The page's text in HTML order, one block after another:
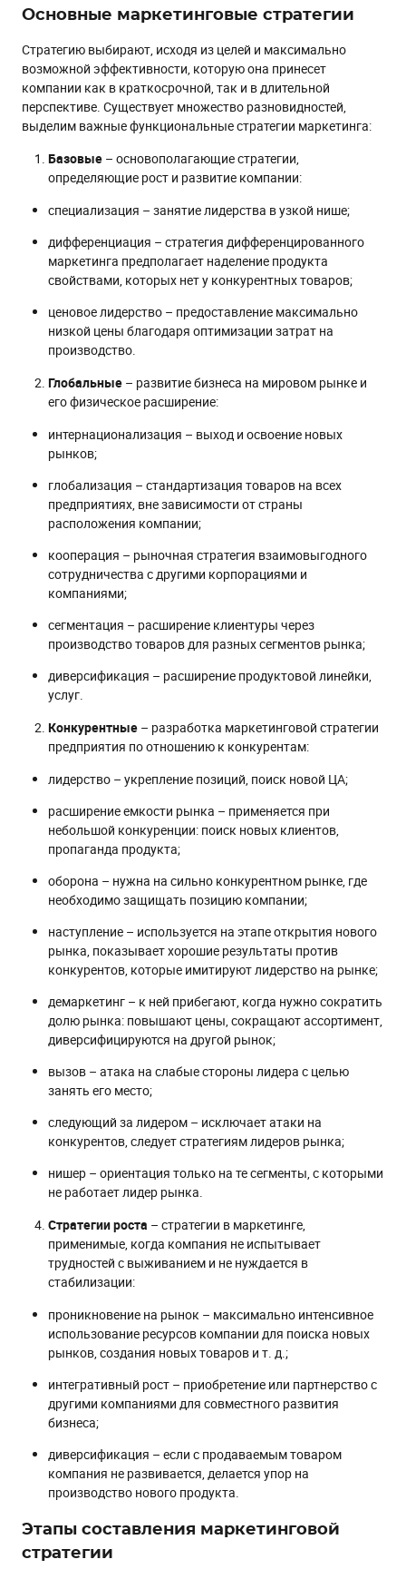
Основные маркетинговые стратегии
Стратегию выбирают, исходя из целей и максимально
возможной эффективности, которую она принесет
компании как в краткосрочной, так и в длительной
перспективе. Существует множество разновидностей,
выделим важные функциональные стратегии маркетинга:
Базовые – основополагающие стратегии,
определяющие рост и развитие компании:
специализация – занятие лидерства в узкой нише;
дифференциация – стратегия дифференцированного
маркетинга предполагает наделение продукта
свойствами, которых нет у конкурентных товаров;
ценовое лидерство – предоставление максимально
низкой цены благодаря оптимизации затрат на
производство.
Глобальные – развитие бизнеса на мировом рынке и
его физическое расширение:
интернационализация – выход и освоение новых
рынков;
глобализация – стандартизация товаров на всех
предприятиях, вне зависимости от страны
расположения компании;
кооперация – рыночная стратегия взаимовыгодного
сотрудничества с другими корпорациями и
компаниями;
сегментация – расширение клиентуры через
производство товаров для разных сегментов рынка;
диверсификация – расширение продуктовой линейки,
услуг.
Конкурентные – разработка маркетинговой стратегии
предприятия по отношению к конкурентам:
лидерство – укрепление позиций, поиск новой ЦА;
расширение емкости рынка – применяется при
небольшой конкуренции: поиск новых клиентов,
пропаганда продукта;
оборона – нужна на сильно конкурентном рынке, где
необходимо защищать позицию компании;
наступление – используется на этапе открытия нового
рынка, показывает хорошие результаты против
конкурентов, которые имитируют лидерство на рынке;
демаркетинг – к ней прибегают, когда нужно сократить
долю рынка: повышают цены, сокращают ассортимент,
диверсифицируются на другой рынок;
вызов – атака на слабые стороны лидера с целью
занять его место;
следующий за лидером – исключает атаки на
конкурентов, следует стратегиям лидеров рынка;
нишер – ориентация только на те сегменты, с которыми
не работает лидер рынка.
Стратегии роста – стратегии в маркетинге,
применимые, когда компания не испытывает
трудностей с выживанием и не нуждается в
стабилизации:
проникновение на рынок – максимально интенсивное
использование ресурсов компании для поиска новых
рынков, создания новых товаров и т. д.;
интегративный рост – приобретение или партнерство с
другими компаниями для совместного развития
бизнеса;
диверсификация – если с продаваемым товаром
компания не развивается, делается упор на
производство нового продукта.
Этапы составления маркетинговой
стратегии